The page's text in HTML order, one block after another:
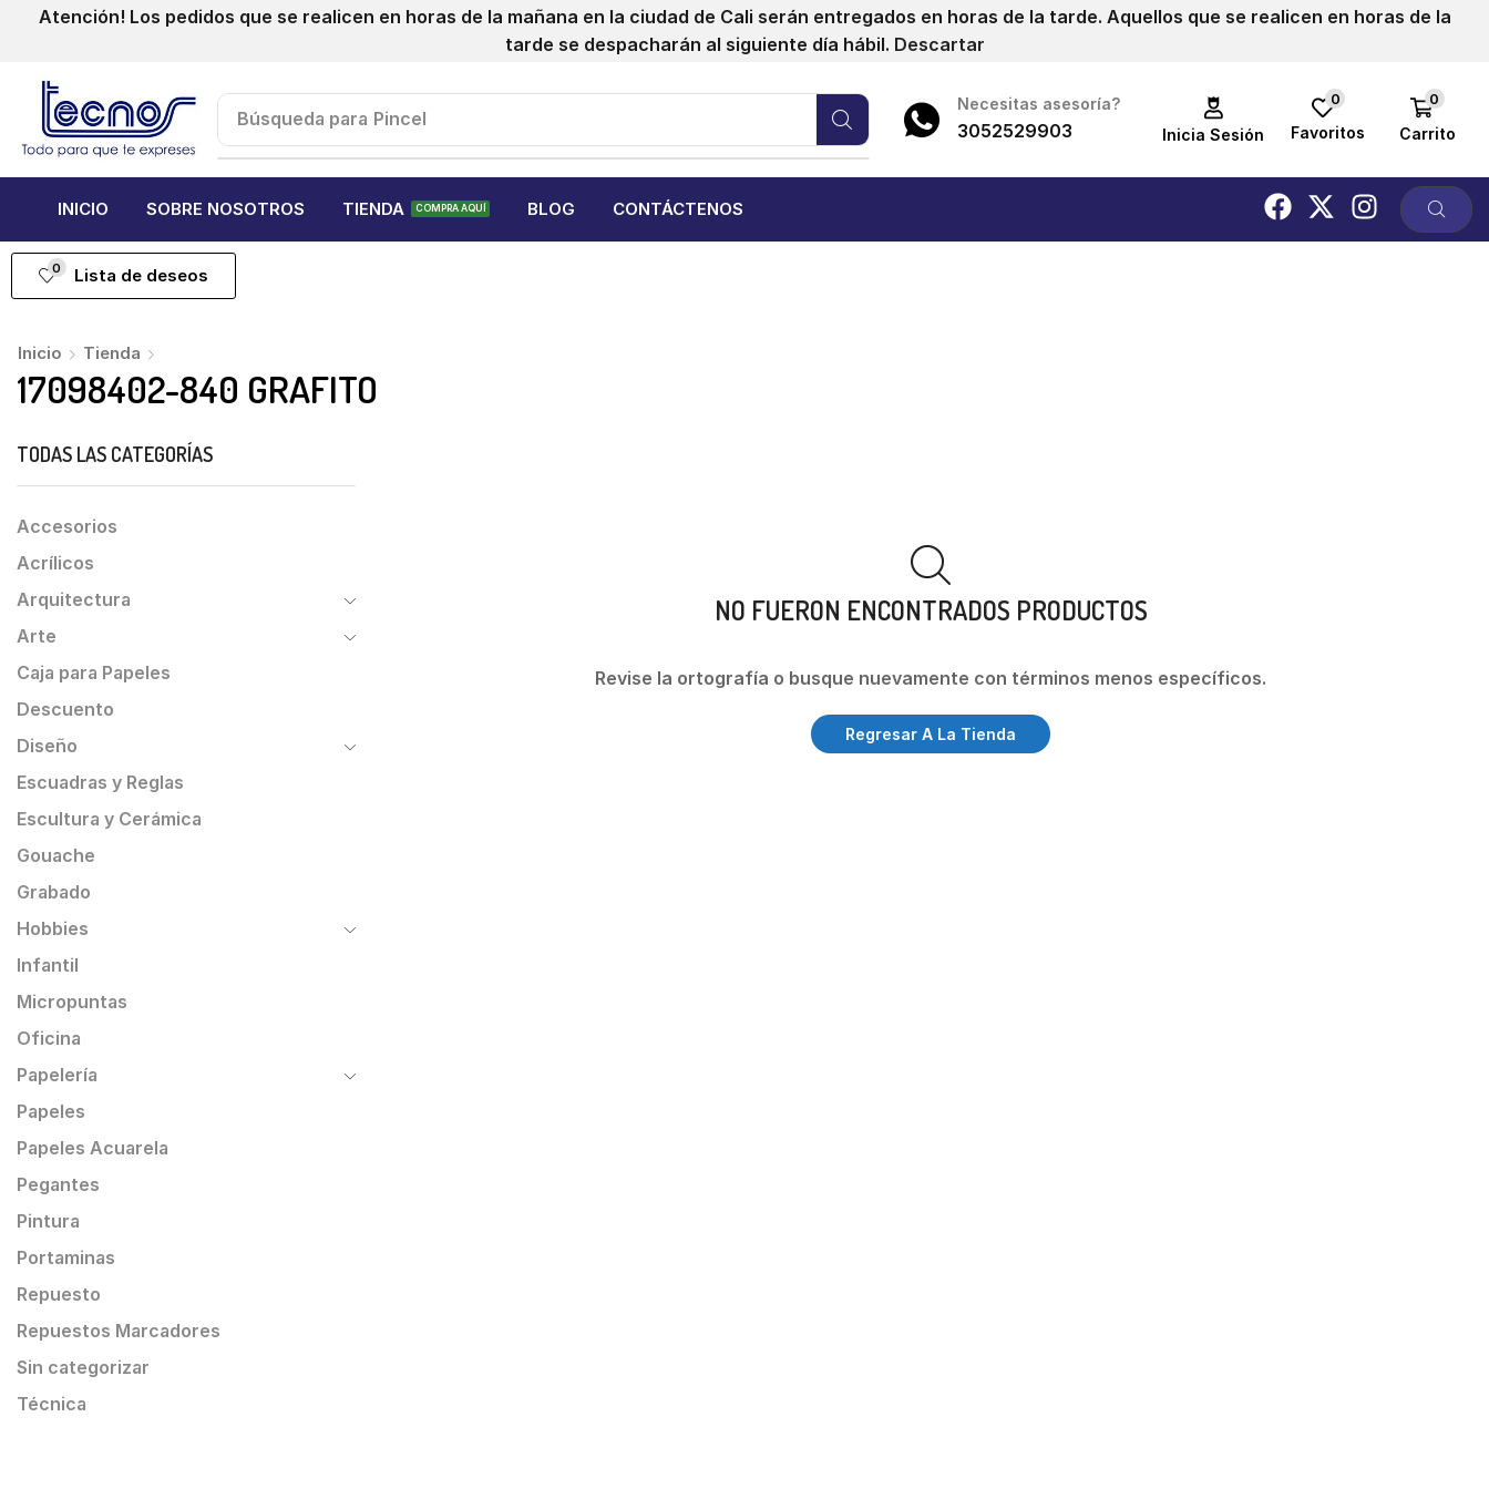
Atención! Los pedidos que se realicen en horas de la mañana en la ciudad de Cali serán entregados en horas de la tarde. Aquellos que se realicen en horas de la
tarde se despacharán al siguiente día hábil. Descartar
Búsqueda para Pincel
Necesitas asesoría?
3052529903 Inicia Sesión
0
Favoritos
0
Carrito
INICIO SOBRE NOSOTROS TIENDA COMPRA AQUÍ BLOG CONTÁCTENOS
0 Lista de deseos
Inicio Tienda
17098402-840 GRAFITO
NO FUERON ENCONTRADOS PRODUCTOS
Revise la ortografía o busque nuevamente con términos menos específicos.
Regresar A La Tienda
TODAS LAS CATEGORÍAS
Accesorios
Acrílicos
Arquitectura
Arte
Caja para Papeles
Descuento
Diseño
Escuadras y Reglas
Escultura y Cerámica
Gouache
Grabado
Hobbies
Infantil
Micropuntas
Oficina
Papelería
Papeles
Papeles Acuarela
Pegantes
Pintura
Portaminas
Repuesto
Repuestos Marcadores
Sin categorizar
Técnica